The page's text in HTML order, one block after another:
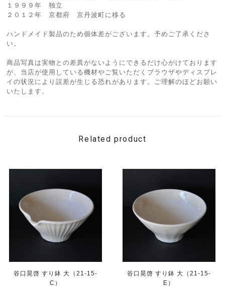
１９９９年 独立
２０１２年 京都府 京丹波町に移る
ハンドメイド製品のため個体差がございます。予めご了承くださ
い。
商品写真は実物との差異がないようにできるだけ心がけております
が、当店が使用している機材やご覧いただくブラウザやディスプレ
イの状況により誤差が生じる恐れがあります。ご理解のほどお願い
いたします。
Related product
谷口晃啓 すり鉢 大（21-15-
C）
谷口晃啓 すり鉢 大（21-15-
E）